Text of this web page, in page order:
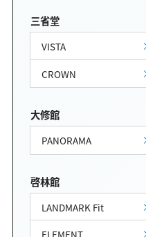
三省堂
VISTA
CROWN
大修館
PANORAMA
啓林館
LANDMARK Fit